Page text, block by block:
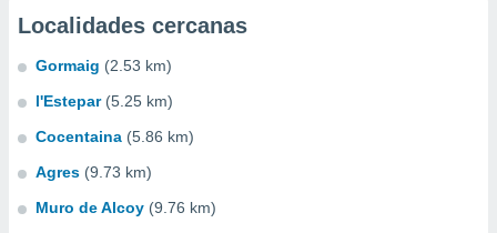
Localidades cercanas
Gormaig (2.53 km)
l'Estepar (5.25 km)
Cocentaina (5.86 km)
Agres (9.73 km)
Muro de Alcoy (9.76 km)